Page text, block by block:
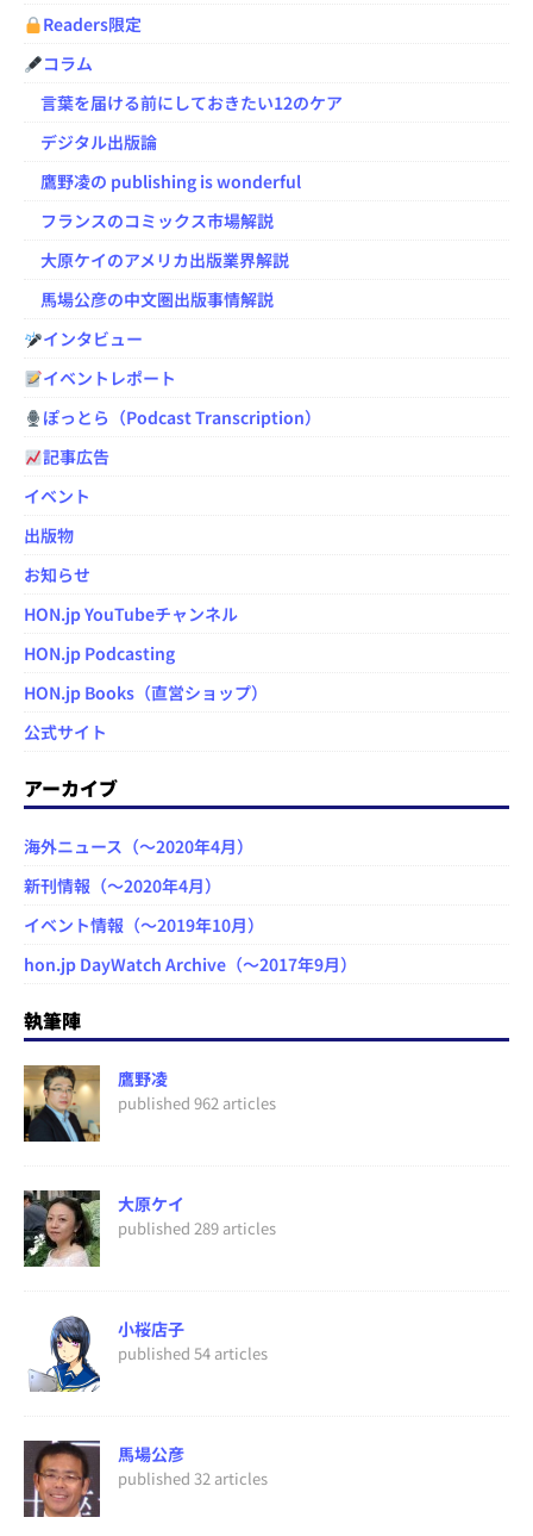
Readers限定
コラム
言葉を届ける前にしておきたい12のケア
デジタル出版論
鷹野凌の publishing is wonderful
フランスのコミックス市場解説
大原ケイのアメリカ出版業界解説
馬場公彦の中文圏出版事情解説
インタビュー
イベントレポート
ぽっとら（Podcast Transcription）
記事広告
イベント
出版物
お知らせ
HON.jp YouTubeチャンネル
HON.jp Podcasting
HON.jp Books（直営ショップ）
公式サイト
アーカイブ
海外ニュース（～2020年4月）
新刊情報（～2020年4月）
イベント情報（～2019年10月）
hon.jp DayWatch Archive（～2017年9月）
執筆陣
鷹野凌
published 962 articles
大原ケイ
published 289 articles
小桜店子
published 54 articles
馬場公彦
published 32 articles